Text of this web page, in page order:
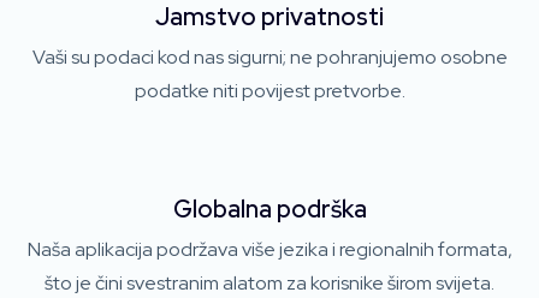
Jamstvo privatnosti
Vaši su podaci kod nas sigurni; ne pohranjujemo osobne
podatke niti povijest pretvorbe.
Globalna podrška
Naša aplikacija podržava više jezika i regionalnih formata,
što je čini svestranim alatom za korisnike širom svijeta.